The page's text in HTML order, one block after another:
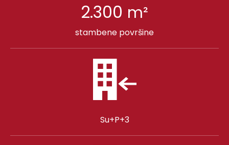
2.300 m²
stambene površine
Su+P+3